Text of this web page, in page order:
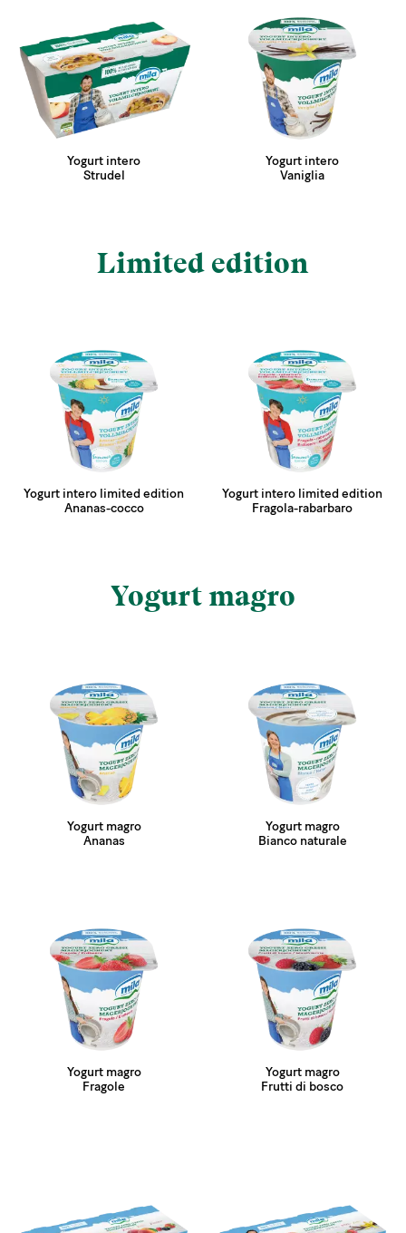
Yogurt intero
Strudel
Yogurt intero
Vaniglia
Limited edition
Yogurt intero limited edition
Ananas-cocco
Yogurt intero limited edition
Fragola-rabarbaro
Yogurt magro
Yogurt magro
Ananas
Yogurt magro
Bianco naturale
Yogurt magro
Fragole
Yogurt magro
Frutti di bosco